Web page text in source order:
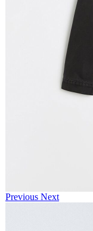
Previous Next